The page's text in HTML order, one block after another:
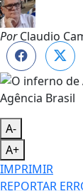
PorClaudio
Agência Brasil
A-
A+
IMPRIMIR
REPORTAR